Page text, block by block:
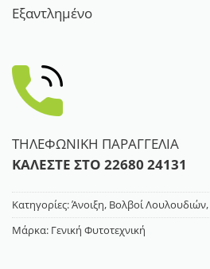
Εξαντλημένο
ΤΗΛΕΦΩΝΙΚΗ ΠΑΡΑΓΓΕΛΙΑ
ΚΑΛΕΣΤΕ ΣΤΟ 22680 24131
Κατηγορίες:Άνοιξη, Βολβοί Λουλουδιών,
Μάρκα: Γενική Φυτοτεχνική